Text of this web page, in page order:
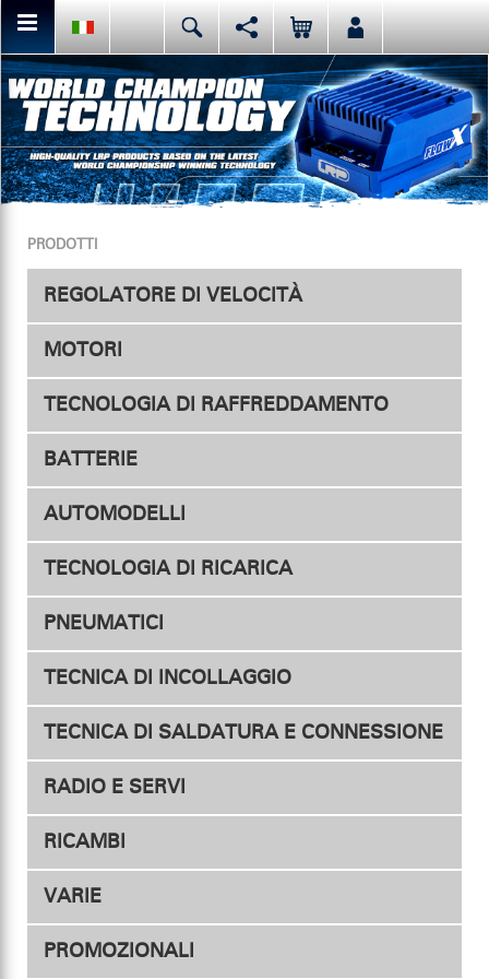
Deutsch English Español
Italiano 日本語
Da qui puoi condividere o mettere mi piace al contenuto della
pagina attuale.
Facebook
facebook.
PRODOTTI
REGOLATORE DI VELOCITÀ
Accessori
MOTORI
Elettrici
TECNOLOGIA DI RAFFREDDAMENTO
Ventola per motore
Convogliatore d'aria
Sopporto per ventola
Griglia di protezione
BATTERIE
Per Modelli - Competizione
Per Modelli - Hobby
Trasmettitore & Ricevitore
Accessori
AUTOMODELLI
TECNOLOGIA DI RICARICA
Accessori
PNEUMATICI
Pneumatici
Accessori
TECNICA DI INCOLLAGGIO
TECNICA DI SALDATURA E CONNESSIONE
Stazione di saldatura
RADIO E SERVI
RICAMBI
VARIE
PROMOZIONALI